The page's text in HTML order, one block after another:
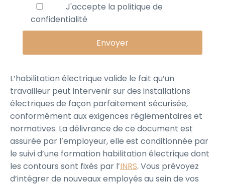
J'accepte la politique de
confidentialité
L’habilitation électrique valide le fait qu’un
travailleur peut intervenir sur des installations
électriques de façon parfaitement sécurisée,
conformément aux exigences réglementaires et
normatives. La délivrance de ce document est
assurée par l’employeur, elle est conditionnée par
le suivi d’une formation habilitation électrique dont
les contours sont fixés par l’INRS. Vous prévoyez
d’intégrer de nouveaux employés au sein de vos